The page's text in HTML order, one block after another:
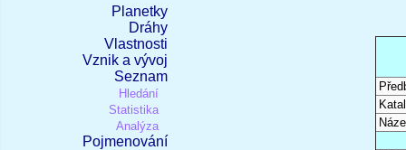
Planetky
Dráhy
Vlastnosti
Vznik a vývoj
Seznam
Hledání
Statistika
Analýza
Pojmenování